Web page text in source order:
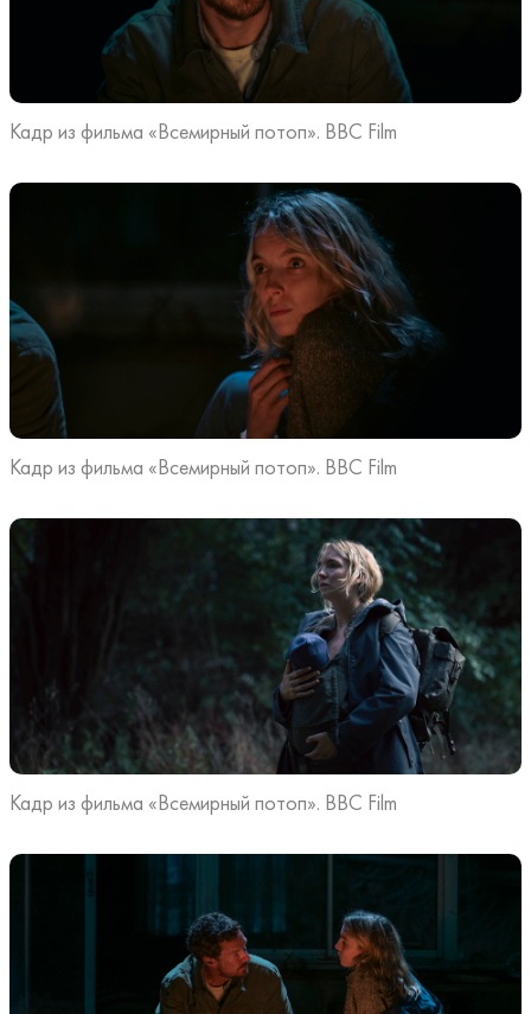
Кадр из фильма «Всемирный потоп». BBC Film
Кадр из фильма «Всемирный потоп». BBC Film
Кадр из фильма «Всемирный потоп». BBC Film